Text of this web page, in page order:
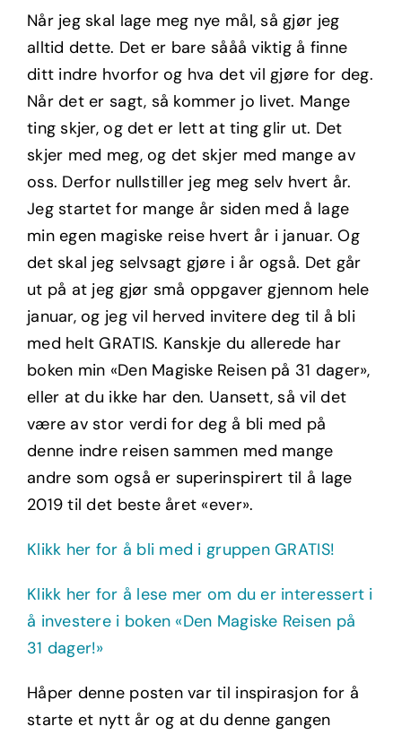
Når jeg skal lage meg nye mål, så gjør jeg
alltid dette. Det er bare sååå viktig å finne
ditt indre hvorfor og hva det vil gjøre for deg.
Når det er sagt, så kommer jo livet. Mange
ting skjer, og det er lett at ting glir ut. Det
skjer med meg, og det skjer med mange av
oss. Derfor nullstiller jeg meg selv hvert år.
Jeg startet for mange år siden med å lage
min egen magiske reise hvert år i januar. Og
det skal jeg selvsagt gjøre i år også. Det går
ut på at jeg gjør små oppgaver gjennom hele
januar, og jeg vil herved invitere deg til å bli
med helt GRATIS. Kanskje du allerede har
boken min «Den Magiske Reisen på 31 dager»,
eller at du ikke har den. Uansett, så vil det
være av stor verdi for deg å bli med på
denne indre reisen sammen med mange
andre som også er superinspirert til å lage
2019 til det beste året «ever».
Klikk her for å bli med i gruppen GRATIS!
Klikk her for å lese mer om du er interessert i
å investere i boken «Den Magiske Reisen på
31 dager!»
Håper denne posten var til inspirasjon for å
starte et nytt år og at du denne gangen